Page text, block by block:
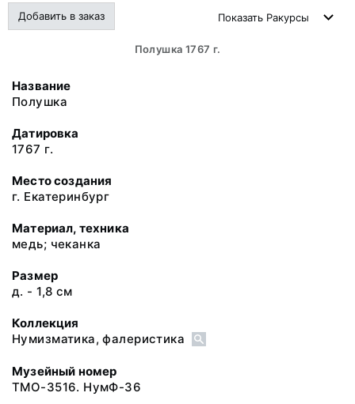
Добавить в заказ Показать Ракурсы
Полушка 1767 г.
Название
Полушка
Датировка
1767 г.
Место создания
г. Екатеринбург
Материал, техника
медь; чеканка
Размер
д. - 1,8 см
Коллекция
Нумизматика, фалеристика
Музейный номер
ТМО-3516. НумФ-36